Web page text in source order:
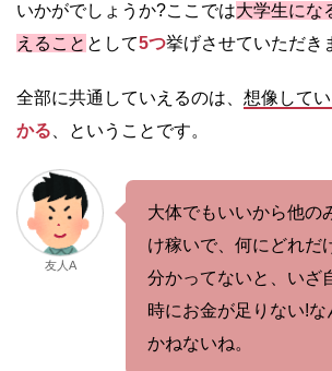
いかがでしょうか?ここでは大学生にな
えること として5つ挙げさせていただき
全部に共通していえるのは、 想像して
かる 、ということです。
友人A
大体でもいいから他の
け稼いで、何にどれだ
分かってないと、いざ
時にお金が足りない!な
かねないね。